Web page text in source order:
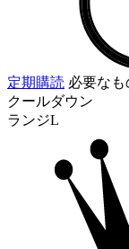
定期購読 必要なも
クールダウン
ランジL